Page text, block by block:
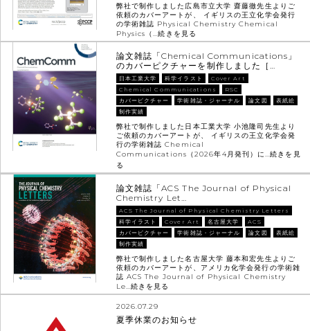
弊社で制作しました広島市立大学 齋藤徹先生よりご
依頼のカバーアートが、 イギリスの王立化学会発行
の学術雑誌 Physical Chemistry Chemical
Physics（…続きを見る
論文雑誌「Chemical Communications」
のカバーピクチャーを制作しました［…
日本工業大学 科学イラスト
Cover Art
Chemical Communications
RSC
カバーピクチャー
学術雑誌・ジャーナル 論文図
表紙絵
制作実績
弊社で制作しました日本工業大学 小池隆司先生より
ご依頼のカバーアートが、 イギリスの王立化学会発
行の学術雑誌 Chemical
Communications（2026年4月発刊）に…続きを見
る
論文雑誌「ACS The Journal of Physical
Chemistry Let…
ACS The Journal of Physical Chemistry Letters
科学イラスト
Cover Art 名古屋大学
ACS
カバーピクチャー
学術雑誌・ジャーナル 論文図
表紙絵
制作実績
弊社で制作しました名古屋大学 藤本和宏先生よりご
依頼のカバーアートが、アメリカ化学会発行の学術雑
誌 ACS The Journal of Physical Chemistry
Le…続きを見る
2026.07.29
夏季休業のお知らせ